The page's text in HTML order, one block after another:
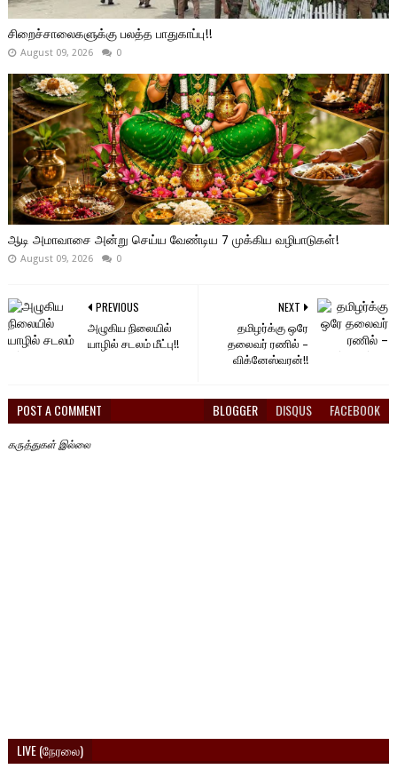
சிறைச்சாலைகளுக்கு பலத்த பாதுகாப்பு!!
August 09, 2026 0
ஆடி அமாவாசை அன்று செய்ய வேண்டிய 7 முக்கிய வழிபாடுகள்!
August 09, 2026 0
NEXT
தமிழர்க்கு ஒரே
தலைவர் ரணில் –
விக்னேஸ்வரன்!!
PREVIOUS
அழுகிய நிலையில்
யாழில் சடலம் மீட்பு!!
POST A COMMENT BLOGGER DISQUS FACEBOOK
கருத்துகள் இல்லை
LIVE (நேரலை)